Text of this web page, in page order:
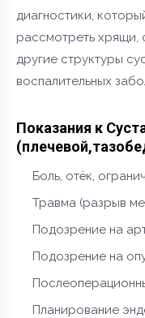
диагностики,
рассмотреть хрящи,
другие структуры
воспалительных
Показания к
Боль, отёк,
Травма (разрыв
Подозрение на
Подозрение на
Планирование